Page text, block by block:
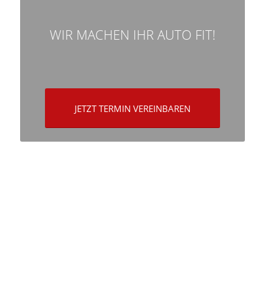
WIR MACHEN IHR AUTO FIT!
JETZT TERMIN VEREINBAREN